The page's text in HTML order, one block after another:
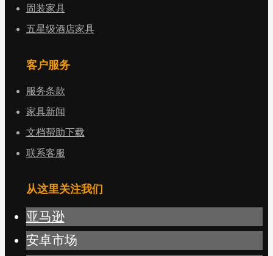
固装家具
五星级酒店家具
客户服务
服务条款
家具新闻
文档帮助下载
联系客服
从这里关注我们
亚马逊
安卓市场